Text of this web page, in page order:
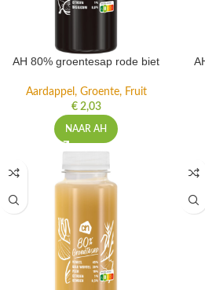
AH 80% groentesap rode biet
Aardappel, Groente, Fruit
€2,03
NAAR AH